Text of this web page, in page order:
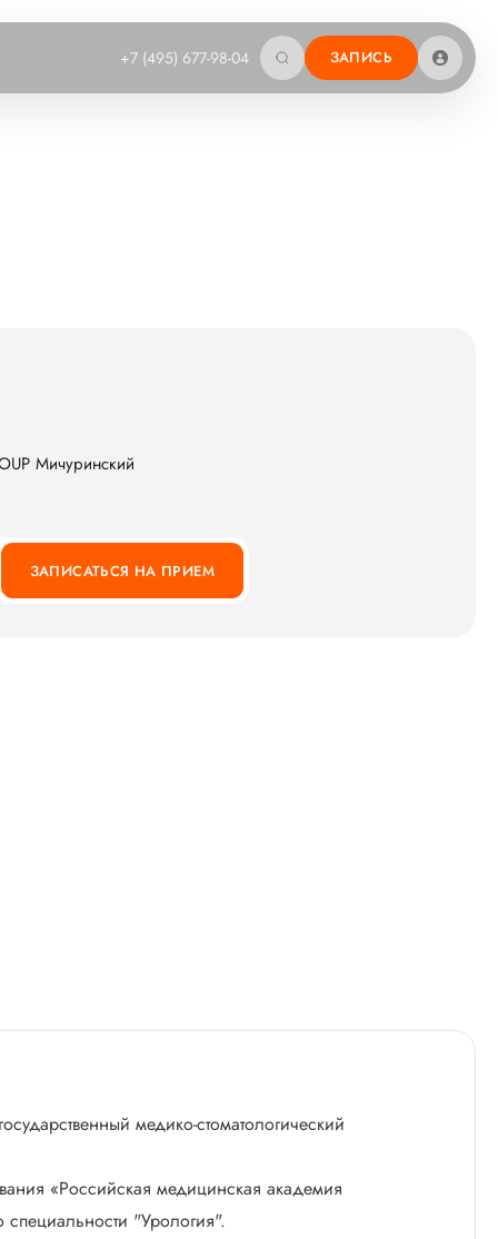
+7 (495) 677-98-04 ЗАПИСЬ
Мичуринский
ЗАПИСАТЬСЯ НА ПРИЕМ
медико-стоматологический
«Российская медицинская академия
"Урология".